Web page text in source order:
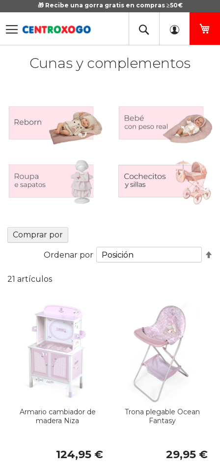
🎁 Recibe una gorra gratis en compras ≥50€
Ir
Cunas y complementos
Comprar por
21 artículos
Ordenar por
Armario cambiador de
madera Niza
124,95 €
Trona plegable Ocean
Fantasy
29,95 €